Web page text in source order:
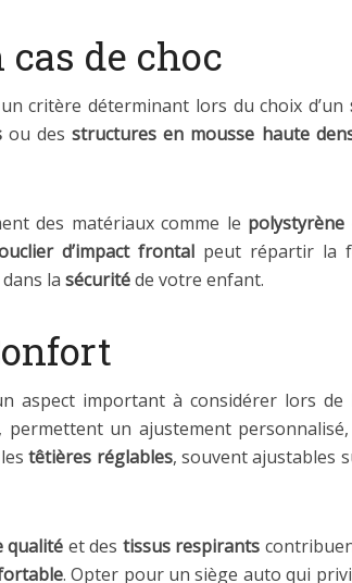
de choc
critère déterminant lors du choix d’un
ou des structures en mousse haute
des matériaux comme le polystyrène
d’impact frontal peut répartir la
la sécuritéde votre enfant.
important à considérer lors de
, permettent un ajustement
têtières réglables, souvent ajustables
qualité et des tissus respirants
. Opter pour un siège auto qui